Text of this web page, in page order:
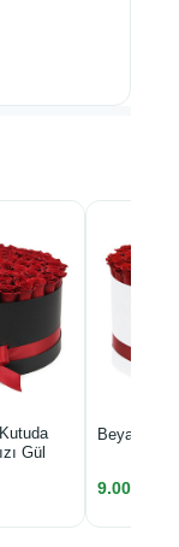
Gül
Beyaz
9.000,00